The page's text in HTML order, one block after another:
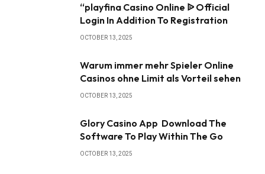
“playfina Casino Online ᐉ Official
Login In Addition To Registration
OCTOBER 13, 2025
Warum immer mehr Spieler Online
Casinos ohne Limit als Vorteil sehen
OCTOBER 13, 2025
Glory Casino App ️ Download The
Software To Play Within The Go
OCTOBER 13, 2025